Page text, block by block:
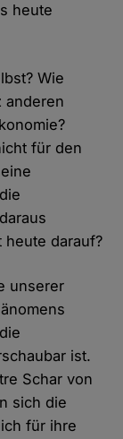
heute
Wie
anderen
für den
heute darauf?
unserer
ist.
Schar von
sich die
für ihre